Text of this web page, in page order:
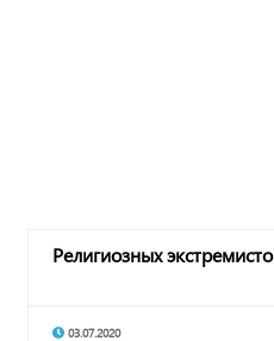
Религиозных
03.07.2020